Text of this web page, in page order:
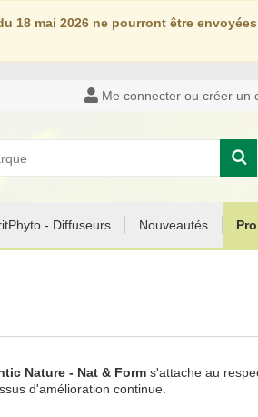
18 mai 2026 ne pourront être
Me connecter ou créer un
- Diffuseurs Nouveautés
Nature - Nat & Form s'attache au
d'amélioration continue.